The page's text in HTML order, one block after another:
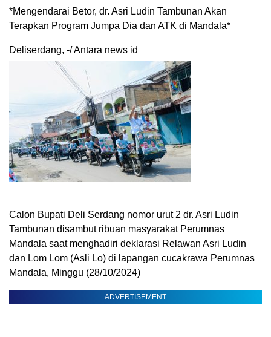
*Mengendarai Betor, dr. Asri Ludin Tambunan Akan
Terapkan Program Jumpa Dia dan ATK di Mandala*
Deliserdang, -/ Antara news id
Calon Bupati Deli Serdang nomor urut 2 dr. Asri Ludin
Tambunan disambut ribuan masyarakat Perumnas
Mandala saat menghadiri deklarasi Relawan Asri Ludin
dan Lom Lom (Asli Lo) di lapangan cucakrawa Perumnas
Mandala, Minggu (28/10/2024)
ADVERTISEMENT